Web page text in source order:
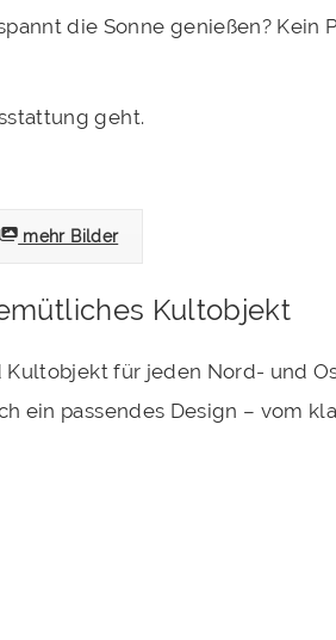
die Sonne genießen? Kein
geht.
mehr Bilder
Kultobjekt
für jeden Nord- und
ein passendes Design – vom